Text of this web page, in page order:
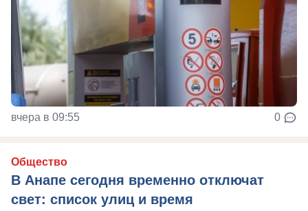
вчера в 09:55 0
Общество
В Анапе сегодня временно отключат
свет: список улиц и время